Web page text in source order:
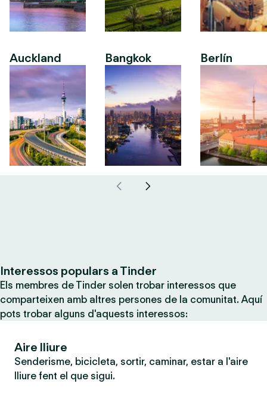
Auckland Bangkok Berlín
Interessos populars a Tinder
Els membres de Tinder solen trobar interessos que
comparteixen amb altres persones de la comunitat. Aquí
pots trobar alguns d'aquests interessos:
Aire lliure
Senderisme, bicicleta, sortir, caminar, estar a l'aire
lliure fent el que sigui.